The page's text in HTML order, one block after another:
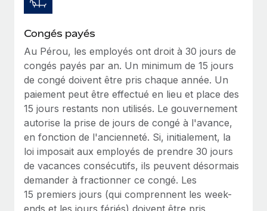
Recevez des conseils d’experts sur les RH à
l’international et la conformité
Contrôles d’antécédents
Simplifiez vos processus de présélection des
candidats
Remote Watchtower
Gardez un temps d’avance sur les risques en
matière de conformité
Gestion des appareils
Achetez et suivez vos équipements informatiques
dans le monde entier
Remote Build
Conseil en intégrations et automatisations assistées par
ÉTUDES DE CAS
Comment Weaviate, l'as de l'IA, a développé
ses effectifs de 120 % avec Remote
Weaviate en bref Weaviate crée des infrastructures open
source et AI-first. Sa mission est...
En savoir plus
Obtenir de l’aide
Voir toutes les ressources
BLOG
Paie multipays
EOR et PEO
Gestion des freelances
Taxes
Congés payés
Au Pérou, les employés ont droit à 30 jours de
congés payés par an. Un minimum de 15 jours
de congé doivent être pris chaque année. Un
paiement peut être effectué en lieu et place des
15 jours restants non utilisés. Le gouvernement
autorise la prise de jours de congé à l'avance,
en fonction de l'ancienneté. Si, initialement, la
loi imposait aux employés de prendre 30 jours
de vacances consécutifs, ils peuvent désormais
demander à fractionner ce congé. Les
15 premiers jours (qui comprennent les week-
ends et les jours fériés) doivent être pris